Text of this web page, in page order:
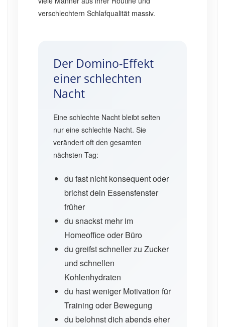
verschlechtern Schlafqualität massiv.
Der Domino-Effekt
einer schlechten
Nacht
Eine schlechte Nacht bleibt selten
nur eine schlechte Nacht. Sie
verändert oft den gesamten
nächsten Tag:
du fast nicht konsequent oder
brichst dein Essensfenster
früher
du snackst mehr im
Homeoffice oder Büro
du greifst schneller zu Zucker
und schnellen
Kohlenhydraten
du hast weniger Motivation für
Training oder Bewegung
du belohnst dich abends eher